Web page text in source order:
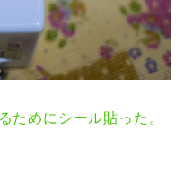
ためにシール貼った。